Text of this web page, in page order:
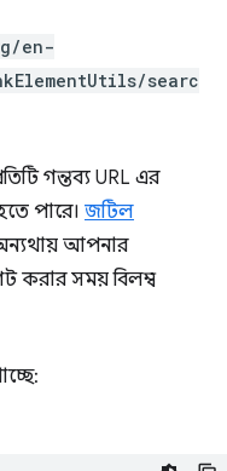
en-
searc
গন্তব্য URL এর
পারে। জটিল
আপনার
করার সময় বিলম্ব